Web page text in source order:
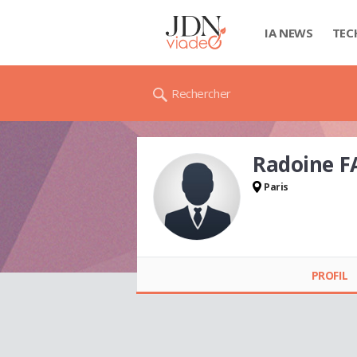
IA NEWS
Rechercher
Radoine
Paris
PROFIL